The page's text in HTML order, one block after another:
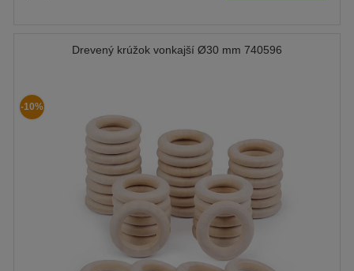
Drevený krúžok vonkajší Ø30 mm 740596
-10%